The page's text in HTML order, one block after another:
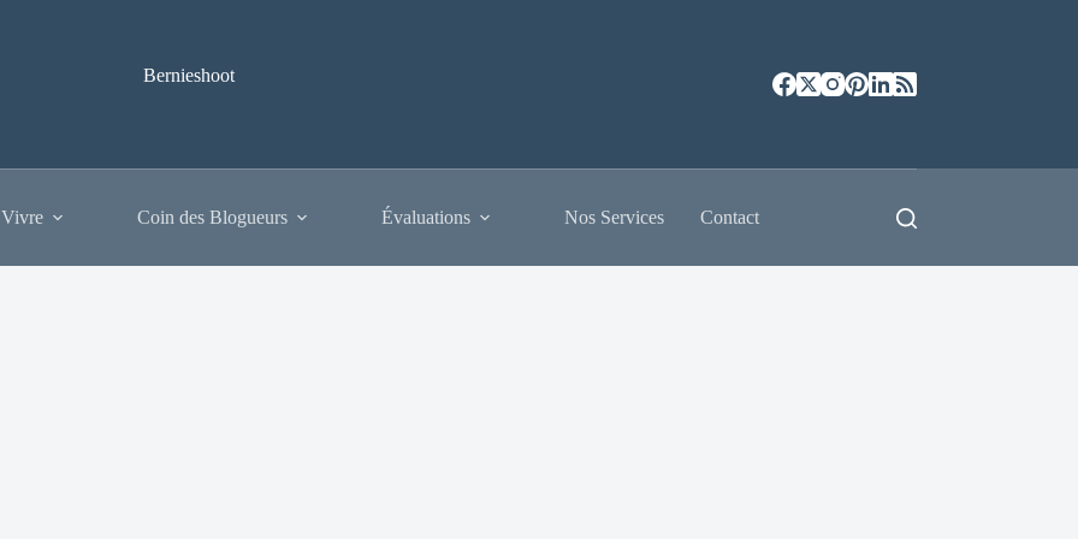
Bernieshoot
Coin des Blogueurs Évaluations Nos Services Contact